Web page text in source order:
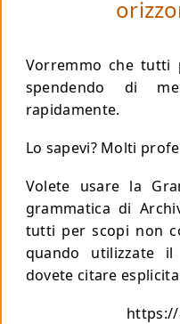
Vorremmo che tutti
spendendo di
rapidamente.
Lo sapevi? Molti
Volete usare la
grammatica di
tutti per scopi non
quando utilizzate
dovete citare